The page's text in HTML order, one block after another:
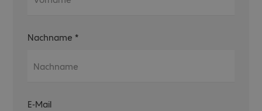
Nachname *
E-Mail